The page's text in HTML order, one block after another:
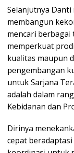
Selanjutnya
membangun
mencari
memperkuat
kualitas maupun
pengembangan
untuk Sarjana
adalah dalam
Kebidanan dan
Dirinya
cepat